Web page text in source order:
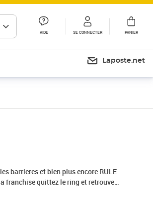
AIDE SE CONNECTER PANIER
Laposte.net
barrieres et bien plus encore RULE
franchise quittez le ring et retrouvez
de la WWE avec de nombreuses
Reigns tout en ameliorant et en